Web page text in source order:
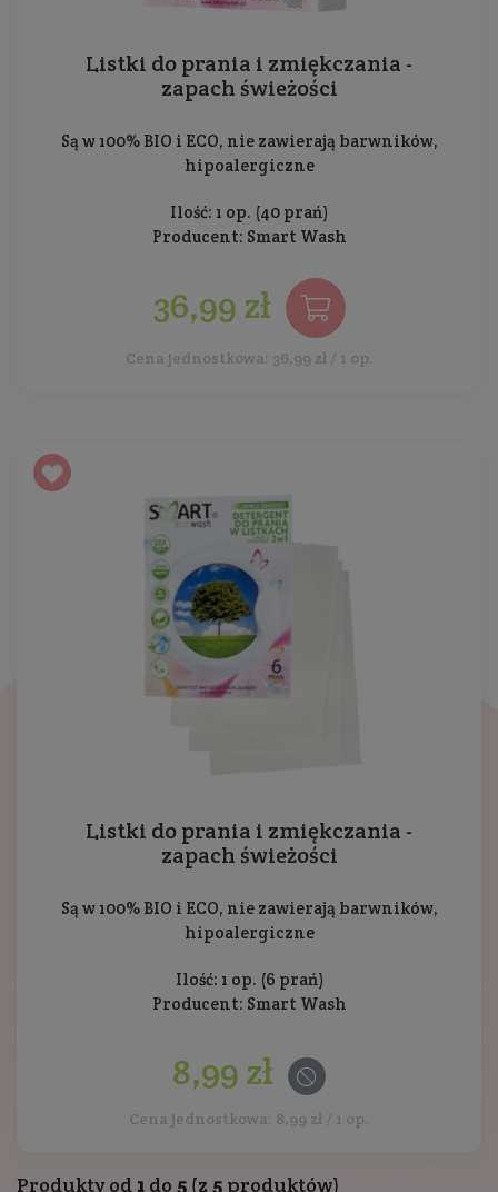
Listki do prania i zmiękczania -
zapach świeżości
Są w 100% BIO i ECO, nie zawierają barwników,
hipoalergiczne
Ilość: 1 op. (40 prań)
Producent: Smart Wash
36,99 zł
Cena jednostkowa: 36,99 zł / 1 op.
Listki do prania i zmiękczania -
zapach świeżości
Są w 100% BIO i ECO, nie zawierają barwników,
hipoalergiczne
Ilość: 1 op. (6 prań)
Producent: Smart Wash
8,99 zł
Cena jednostkowa: 8,99 zł / 1 op.
Produkty od 1 do 5 (z 5 produktów)